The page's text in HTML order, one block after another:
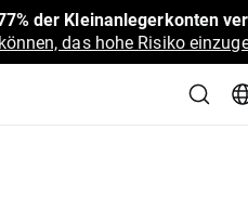
der Kleinanlegerkonten
das hohe Risiko